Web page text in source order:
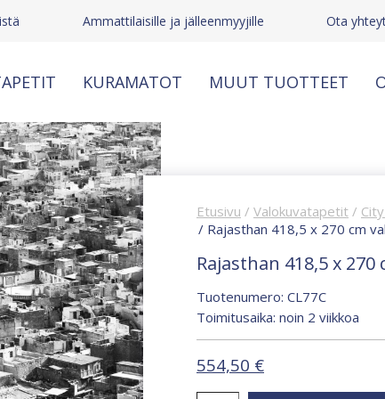
Ammattilaisille ja jälleenmyyjille Ota
KURAMATOT MUUT TUOTTEET
Etusivu / Valokuvatapetit /
/ Rajasthan 418,5 x 270 cm
Rajasthan 418,5 x
Tuotenumero: CL77C
Toimitusaika: noin 2 viikkoa
554,50 €